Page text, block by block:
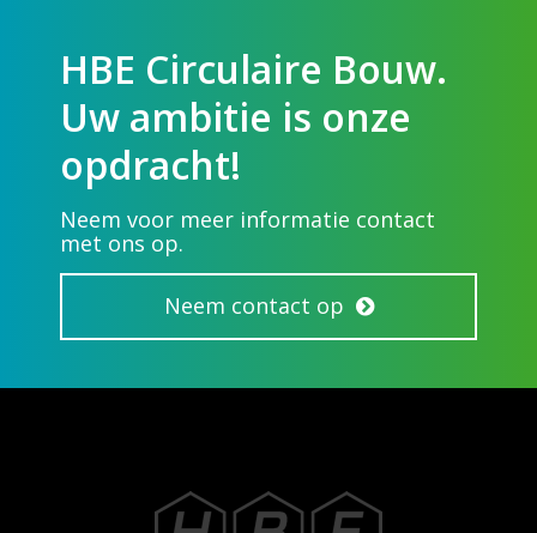
HBE Circulaire Bouw.
Uw ambitie is onze
opdracht!
Neem voor meer informatie contact
met ons op.
Neem contact op